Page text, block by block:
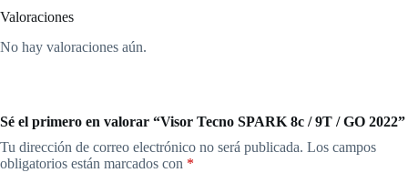
Valoraciones
No hay valoraciones aún.
Sé el primero en valorar “Visor Tecno SPARK 8c / 9T / GO 2022”
Tu dirección de correo electrónico no será publicada. Los campos
obligatorios están marcados con *